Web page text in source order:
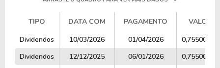
TIPO DATA COM PAGAMENTO
VALOR
TIPO
DATA COM PAGAMENTO VALOR
Dividendos 10/03/2026 01/04/2026
0,75500000
Dividendos
12/12/2025 06/01/2026
0,75500000